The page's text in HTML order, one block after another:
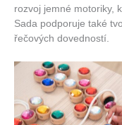
rozvoj jemné motoriky,
Sada podporuje také
řečových dovedností.